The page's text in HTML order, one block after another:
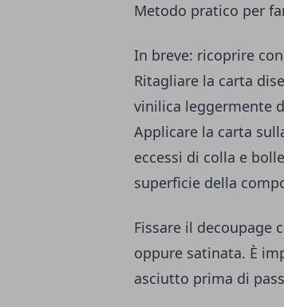
Metodo pratico per
In breve: ricoprire
Ritagliare la carta
vinilica leggermente
Applicare la carta
eccessi di colla e
superficie della
Fissare il decoupage
oppure satinata. È
asciutto prima di